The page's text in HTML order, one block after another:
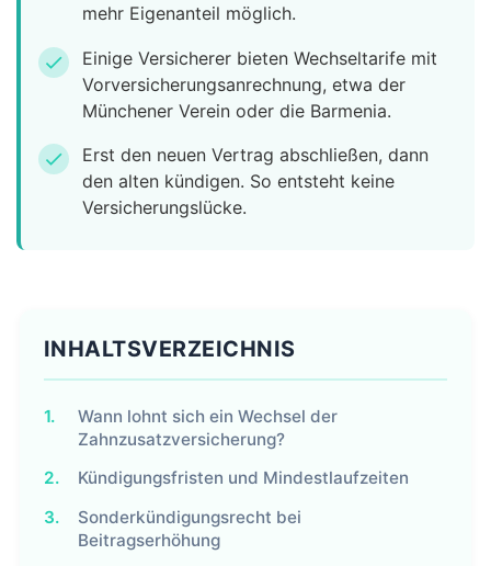
mehr Eigenanteil möglich.
check
Einige Versicherer bieten Wechseltarife mit
Vorversicherungsanrechnung, etwa der
Münchener Verein oder die Barmenia.
check
Erst den neuen Vertrag abschließen, dann
den alten kündigen. So entsteht keine
Versicherungslücke.
INHALTSVERZEICHNIS
1.
Wann lohnt sich ein Wechsel der
Zahnzusatzversicherung?
2.
Kündigungsfristen und Mindestlaufzeiten
3.
Sonderkündigungsrecht bei
Beitragserhöhung